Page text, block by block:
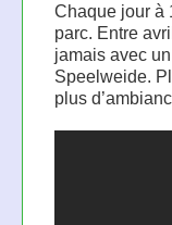
Chaque jour à
parc. Entre
jamais avec
Speelweide.
plus